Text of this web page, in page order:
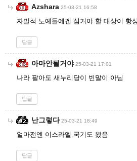
Azshara 25-03-21 16:58
자발적 노예들에겐 섬겨야 할 대상이 항
답글
아마안될거야 25-03-21 17:01
나라 팔아도 새누리당이 빈말이 아님
답글
난그렇다 25-03-21 18:49
얼마전엔 이스라엘 국기도 봤음
답글